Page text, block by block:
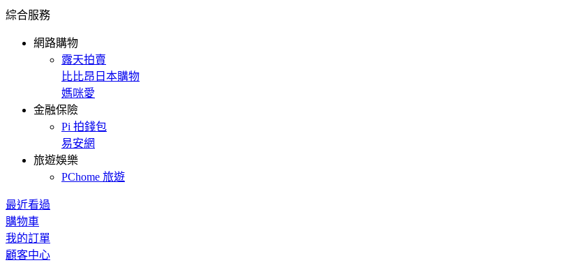
綜合服務
網路購物
露天拍賣
比比昂日本購物
媽咪愛
金融保險
Pi 拍錢包
易安網
旅遊娛樂
PChome 旅遊
最近看過
購物車
我的訂單
顧客中心